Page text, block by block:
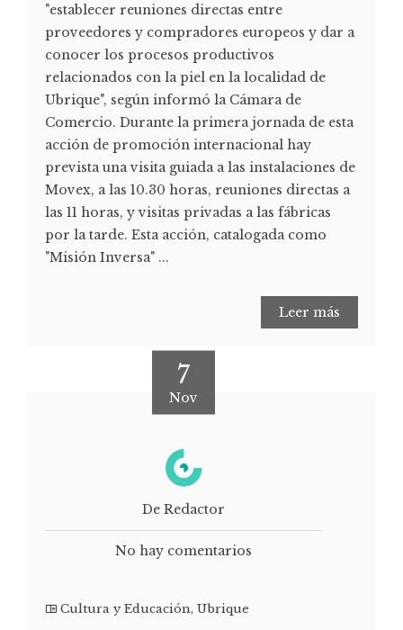
"establecer reuniones directas entre
proveedores y compradores europeos y dar a
conocer los procesos productivos
relacionados con la piel en la localidad de
Ubrique", según informó la Cámara de
Comercio. Durante la primera jornada de esta
acción de promoción internacional hay
prevista una visita guiada a las instalaciones de
Movex, a las 10.30 horas, reuniones directas a
las 11 horas, y visitas privadas a las fábricas
por la tarde. Esta acción, catalogada como
"Misión Inversa" ...
Leer más
7
Nov
De Redactor
No hay comentarios
Cultura y Educación, Ubrique